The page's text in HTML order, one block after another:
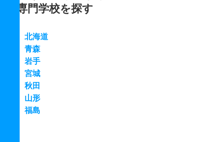
専門学校を探す
北海道
青森
岩手
宮城
秋田
山形
福島